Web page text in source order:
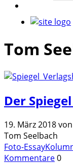
Tom
Der
19. März 2018von
Tom Seelbach
Foto-Essay
Kommentare0